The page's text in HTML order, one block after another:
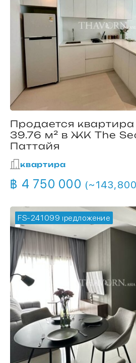
Продается квартира
39.76 м² в ЖК The
Паттайя
квартира
฿ 4 750 000
FS-241099
🔥 горячее предложение